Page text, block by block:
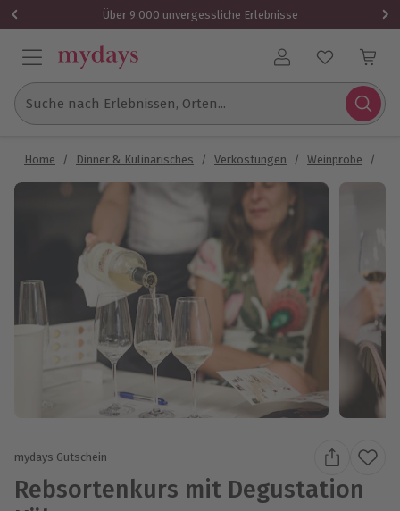
Über 9.000 unvergessliche Erlebnisse
Benutzerkonto
Suche nach Erlebnissen, Orten...
Home / Dinner & Kulinarisches / Verkostungen / Weinprobe /
mydays Gutschein
Rebsortenkurs mit Degustation